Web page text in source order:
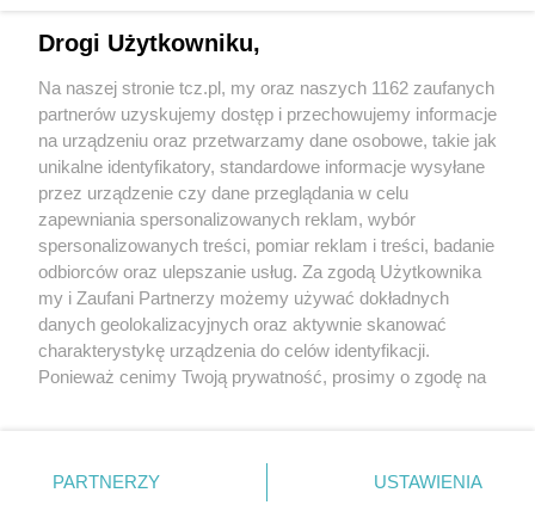
O FIRMIE POLITYKA PRYWATNOŚCI HOSTING
REKLAMA WSPÓŁPRACA RSS FACEBOOK KONTAKT
Nasze serwisy
Aktualności
Tcz24
Historia miasta
Muzyka i kultura
Archiwum wydarzeń
Zdjęcia miasta
Drogi Użytkowniku,
Na naszej stronie tcz.pl, my oraz naszych 1162 zaufanych
partnerów uzyskujemy dostęp i przechowujemy informacje
na urządzeniu oraz przetwarzamy dane osobowe, takie jak
unikalne identyfikatory, standardowe informacje wysyłane
przez urządzenie czy dane przeglądania w celu
zapewniania spersonalizowanych reklam, wybór
spersonalizowanych treści, pomiar reklam i treści, badanie
odbiorców oraz ulepszanie usług. Za zgodą Użytkownika
my i Zaufani Partnerzy możemy używać dokładnych
danych geolokalizacyjnych oraz aktywnie skanować
charakterystykę urządzenia do celów identyfikacji.
Ponieważ cenimy Twoją prywatność, prosimy o zgodę na
znajdujący się w lewym dolnym rogu strony
. Niektóre
PARTNERZY USTAWIENIA